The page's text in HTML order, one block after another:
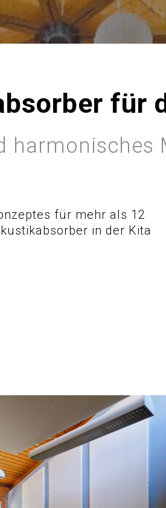
für
harmonisches
für mehr als 12
in der Kita